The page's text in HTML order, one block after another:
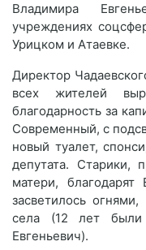
Владимира
учреждениях
Урицком и Атаевке.
Директор
всех жителей
благодарность за
Современный, с
новый туалет,
депутата.
матери,
засветилось
села (12 лет
Евгеньевич).